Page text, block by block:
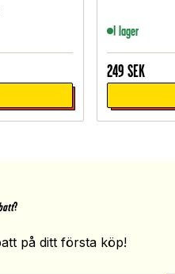
I lager
249 SEK
?
på ditt första köp!